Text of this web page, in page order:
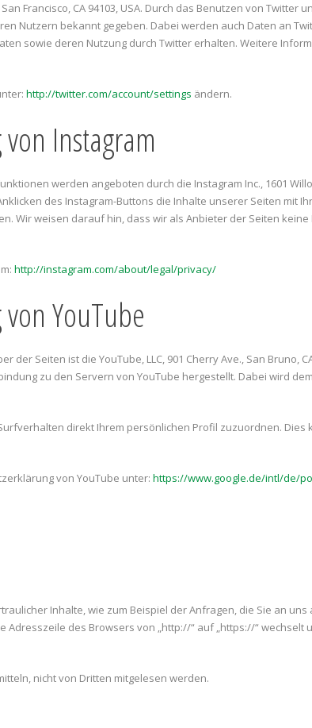
Francisco, CA 94103, USA. Durch das Benutzen von Twitter
Nutzern bekannt gegeben. Dabei werden auch Daten an
sowie deren Nutzung durch Twitter erhalten. Weitere
http://twitter.com/account/settings ändern.
Instagram
werden angeboten durch die Instagram Inc., 1601
des Instagram-Buttons die Inhalte unserer Seiten mit
Wir weisen darauf hin, dass wir als Anbieter der Seiten
http://instagram.com/about/legal/privacy/
YouTube
Seiten ist die YouTube, LLC, 901 Cherry Ave., San Bruno,
zu den Servern von YouTube hergestellt. Dabei wird
direkt Ihrem persönlichen Profil zuzuordnen.
von YouTube unter: https://www.google.de/intl/de/
Inhalte, wie zum Beispiel der Anfragen, die Sie an
des Browsers von „http://“ auf „https://“ wechselt
nicht von Dritten mitgelesen werden.